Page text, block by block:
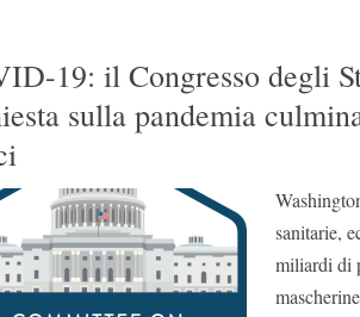
19: il Congresso degli
sulla pandemia
sanitarie,
miliardi di